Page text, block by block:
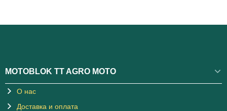
MOTOBLOK TT AGRO MOTO
О нас
Доставка и оплата